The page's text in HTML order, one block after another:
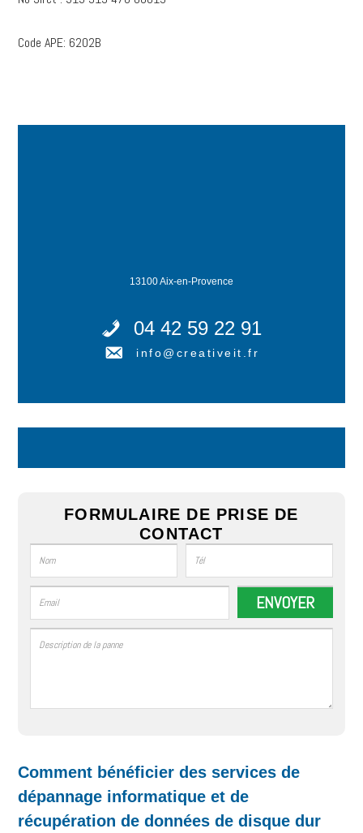
Code APE: 6202B
13100 Aix-en-Provence
04 42 59 22 91
info@creativeit.fr
FORMULAIRE DE PRISE DE
CONTACT
Comment bénéficier des services de
dépannage informatique et de
récupération de données de disque dur